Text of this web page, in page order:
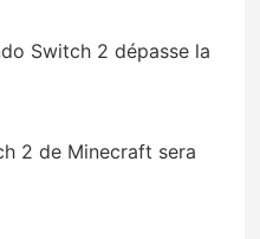
Switch 2 dépasse la
2 de Minecraft sera